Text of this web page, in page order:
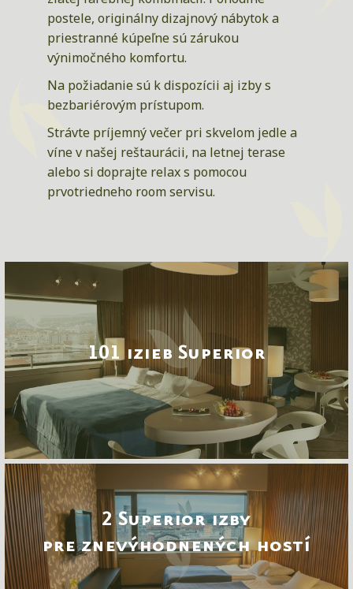
postele, originálny dizajnový nábytok a
priestranné kúpeľne sú zárukou
výnimočného komfortu.
Na požiadanie sú k dispozícii aj izby s
bezbariérovým prístupom.
Strávte príjemný večer pri skvelom jedle a
víne v našej reštaurácii, na letnej terase
alebo si doprajte relax s pomocou
prvotriedneho room servisu.
101 izieb Superior
2 Superior izby
pre znevýhodnených hostí